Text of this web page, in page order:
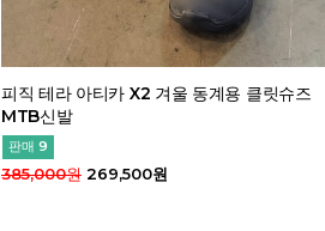
피직 테라 아티카 X2 겨울 동계용 클릿슈즈
MTB신발
판매 9
385,000원269,500원